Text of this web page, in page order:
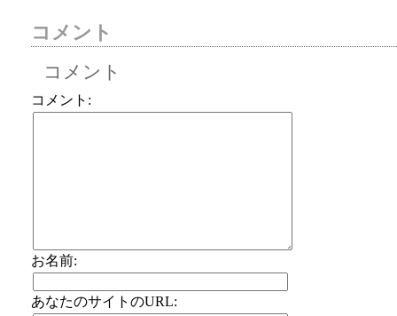
コメント
コメント
コメント:
お名前:
あなたのサイトのURL: